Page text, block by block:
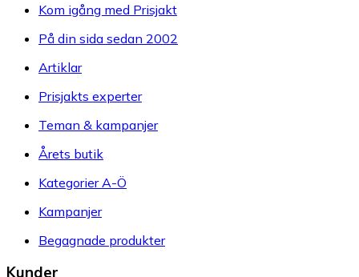
Kom igång med Prisjakt
På din sida sedan 2002
Artiklar
Prisjakts experter
Teman & kampanjer
Årets butik
Kategorier A-Ö
Kampanjer
Begagnade produkter
Kunder